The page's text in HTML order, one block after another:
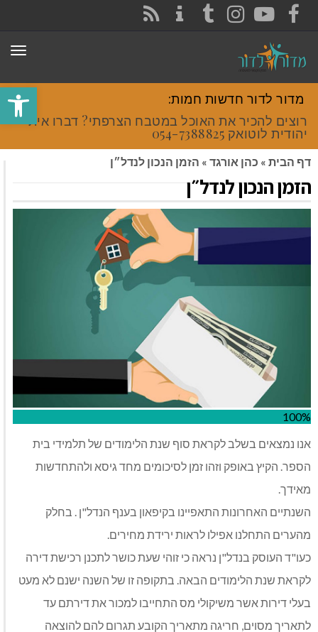
פתח
FACEBOOK
YOUTUBE
INSTAGRAM
TUMBLR
מדור לדור חדשות חמות:
רוצים להכיר את האוכל במטבח הצרפתי? דברו איתי
יהודית לוטואק 054-7388825.
דף הבית » כהן אורגד » הזמן הנכון לנדל״ן
הזמן הנכון לנדל״ן
100%
אנו נמצאים בשלב לקראת סוף שנת הלימודים של תלמידי בית
הספר. הקיץ באופק וזהו זמן לסיכומים מחד גיסא ולהתחדשות
מאידך.
השנתיים האחרונות התאפיינו בקיפאון בענף הנדל"ן . בחלק
מהערים התחלנו אפילו לראות ירידת מחירים.
כעו"ד העוסק בנדל"ן נראה כי זוהי שעת כושר לתכנן רכישת דירה
לקראת שנת הלימודים הבאה. בתקופה זו של השנה ישנם לא מעט
בעלי דירות אשר משיקולי מס התחייבו למכור את דירתם עד
לתאריך מסוים, חריגה מתאריך הקובע תגרום להם להוצאה